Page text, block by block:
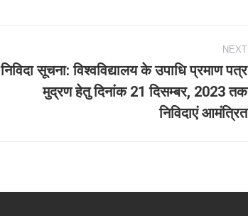
NEXT
निविदा सूचना: विश्‍वविद्यालय के उपाधि प्रमाण पत्र
मुद्रण हेतु दिनांक 21 दिसम्‍बर, 2023 तक
निविदाएं आमंत्रित